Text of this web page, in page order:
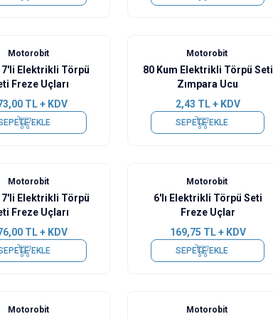
Motorobit
7'li Elektrikli Törpü
Freze Uçları
TL + KDV
EKLE
Motorobit
80 Kum Elektrikli Törpü Seti
Zımpara Ucu
2,43 TL + KDV
SEPETE EKLE
Motorobit
7'li Elektrikli Törpü
Freze Uçları
TL + KDV
EKLE
Motorobit
6'lı Elektrikli Törpü Seti
Freze Uçlar
169,75 TL + KDV
SEPETE EKLE
Motorobit Motorobit